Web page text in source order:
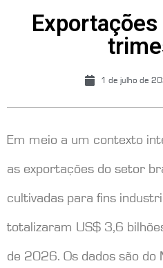
1 de julho de
Em meio a um contexto
as exportações do setor
cultivadas para fins
totalizaram US$ 3,6
de 2026. Os dados são do